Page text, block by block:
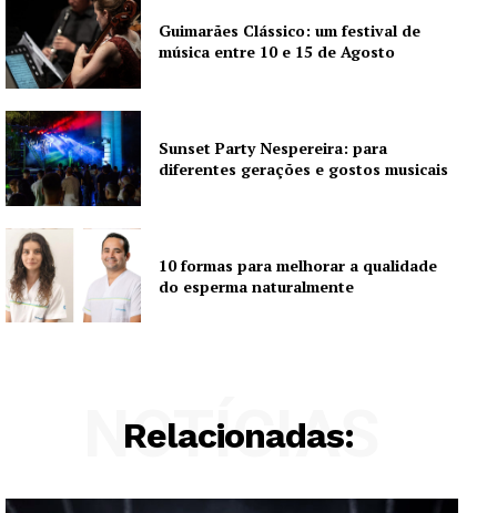
Guimarães Clássico: um festival de
música entre 10 e 15 de Agosto
Sunset Party Nespereira: para
diferentes gerações e gostos musicais
10 formas para melhorar a qualidade
do esperma naturalmente
Relacionadas:
NOTÍCIAS